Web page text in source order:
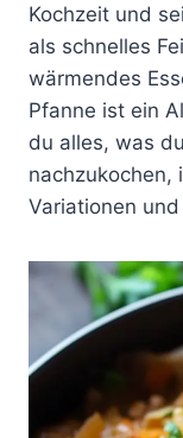
Kochzeit und
als schnelles
wärmendes
Pfanne ist ein
du alles, was
nachzukochen,
Variationen